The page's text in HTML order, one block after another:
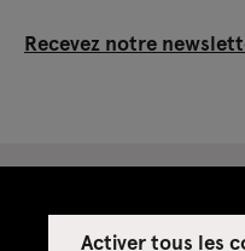
Activer tous les
Recevez notre
Espace presse